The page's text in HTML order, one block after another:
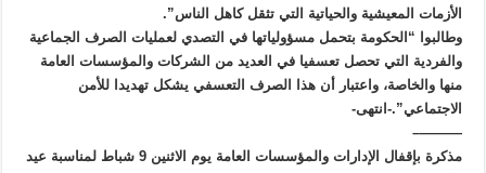
الأزمات المعيشية والحياتية التي تثقل كاهل الناس”.
وطالبوا “الحكومة بتحمل مسؤولياتها في التصدي لعمليات الصرف الجماعية
والفردية التي تحصل تعسفيا في العديد من الشركات والمؤسسات العامة
منها والخاصة، واعتبار أن هذا الصرف التعسفي يشكل تهديدا للأمن
الاجتماعي”.-انتهى-
———–
مذكرة بإقفال الإدارات والمؤسسات العامة يوم الاثنين 9 شباط لمناسبة عيد